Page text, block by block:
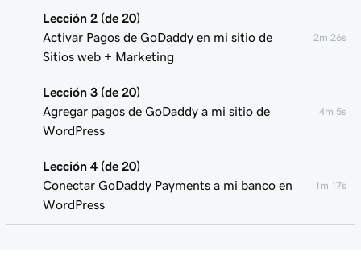
Lección 2 (de 20)
Activar Pagos de GoDaddy en mi sitio de
Sitios web + Marketing
2m 26s
Lección 3 (de 20)
Agregar pagos de GoDaddy a mi sitio de
WordPress
4m 5s
Lección 4 (de 20)
Conectar GoDaddy Payments a mi banco en
WordPress
1m 17s